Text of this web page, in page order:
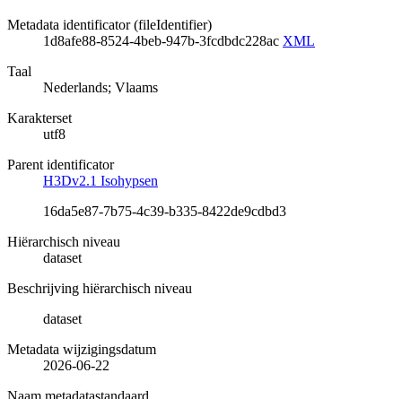
Metadata identificator (fileIdentifier)
1d8afe88-8524-4beb-947b-3fcdbdc228ac XML
Taal
Nederlands; Vlaams
Karakterset
utf8
Parent identificator
H3Dv2.1 Isohypsen
16da5e87-7b75-4c39-b335-8422de9cdbd3
Hiërarchisch niveau
dataset
Beschrijving hiërarchisch niveau
dataset
Metadata wijzigingsdatum
2026-06-22
Naam metadatastandaard